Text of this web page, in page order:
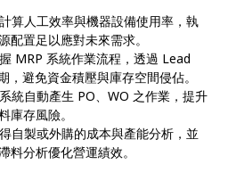
算人工效率與機器設備使用率，執
配置足以應對未來需求。
MRP 系統作業流程，透過 Lead
避免資金積壓與庫存空間侵佔。
統自動產生 PO、WO 之作業，提升
庫存風險。
自製或外購的成本與產能分析，並
料分析優化營運績效。